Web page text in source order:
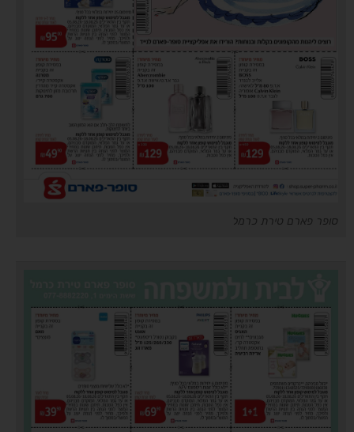
סופר פארם טירת כרמל